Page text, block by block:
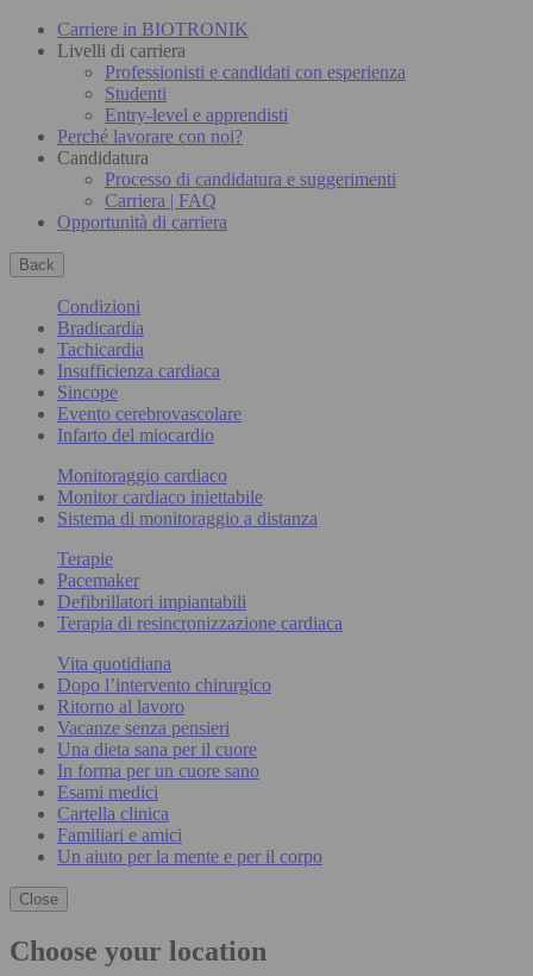
Carriere in BIOTRONIK
Livelli di carriera
Professionisti e candidati con esperienza
Studenti
Entry-level e apprendisti
Perché lavorare con noi?
Candidatura
Processo di candidatura e suggerimenti
Carriera | FAQ
Opportunità di carriera
Back
Condizioni
Bradicardia
Tachicardia
Insufficienza cardiaca
Sincope
Evento cerebrovascolare
Infarto del miocardio
Monitoraggio cardiaco
Monitor cardiaco iniettabile
Sistema di monitoraggio a distanza
Terapie
Pacemaker
Defibrillatori impiantabili
Terapia di resincronizzazione cardiaca
Vita quotidiana
Dopo l’intervento chirurgico
Ritorno al lavoro
Vacanze senza pensieri
Una dieta sana per il cuore
In forma per un cuore sano
Esami medici
Cartella clinica
Familiari e amici
Un aiuto per la mente e per il corpo
Close
Choose your location